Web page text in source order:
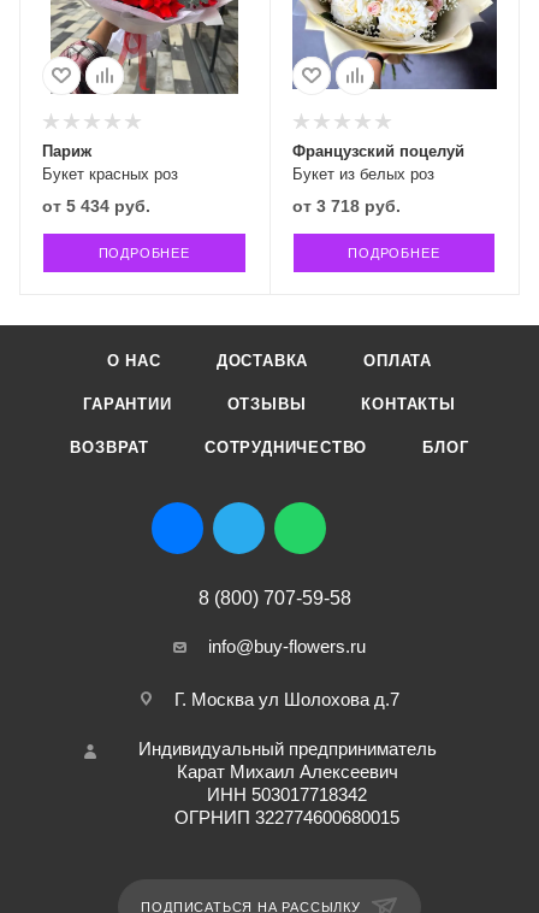
Букет красных роз
Париж
от 5 434 руб.
ПОДРОБНЕЕ
Букет из белых роз
Французский поцелуй
от 3 718 руб.
ПОДРОБНЕЕ
О НАС ДОСТАВКА ОПЛАТА
ГАРАНТИИ ОТЗЫВЫ КОНТАКТЫ
ВОЗВРАТ СОТРУДНИЧЕСТВО БЛОГ
8 (800) 707-59-58
info@buy-flowers.ru
Г. Москва ул Шолохова д.7
Индивидуальный предприниматель
Карат Михаил Алексеевич
ИНН 503017718342
ОГРНИП 322774600680015
ПОДПИСАТЬСЯ НА РАССЫЛКУ